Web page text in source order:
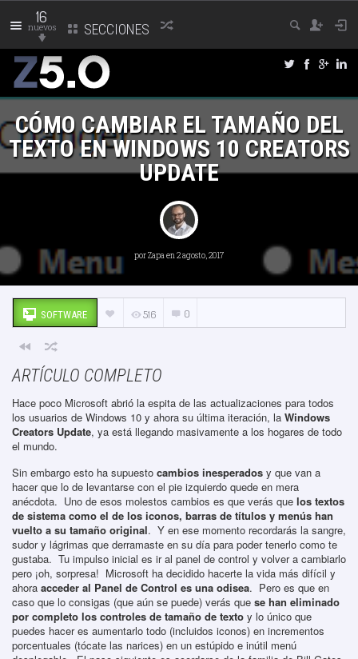
16
nuevos SECCIONES
CÓMO CAMBIAR EL TAMAÑO DEL
TEXTO EN WINDOWS 10 CREATORS
UPDATE
porZapaen 2 agosto, 2017
SOFTWARE 516 0
ARTÍCULO COMPLETO
Hace poco Microsoft abrió la espita de las actualizaciones para todos
los usuarios de Windows 10 y ahora su última iteración, la Windows
Creators Update, ya está llegando masivamente a los hogares de todo
el mundo.
Sin embargo esto ha supuesto cambios inesperados y que van a
hacer que lo de levantarse con el pie izquierdo quede en mera
anécdota. Uno de esos molestos cambios es que verás que los textos
de sistema como el de los iconos, barras de títulos y menús han
vuelto a su tamaño original. Y en ese momento recordarás la sangre,
sudor y lágrimas que derramaste en su día para poder tenerlo como te
gustaba. Tu impulso inicial es ir al panel de control y volver a cambiarlo
pero ¡oh, sorpresa! Microsoft ha decidido hacerte la vida más difícil y
ahora acceder al Panel de Control es una odisea. Pero es que en
caso que lo consigas (que aún se puede) verás que se han eliminado
por completo los controles de tamaño de texto y lo único que
puedes hacer es aumentarlo todo (incluidos iconos) en incrementos
porcentuales (tócate las narices) en un estúpido e inútil menú